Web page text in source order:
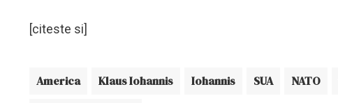
[citeste si]
America Klaus Iohannis Iohannis SUA NATO